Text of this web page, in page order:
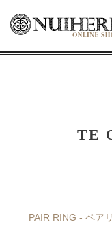
TE
PAIR RING - ペア